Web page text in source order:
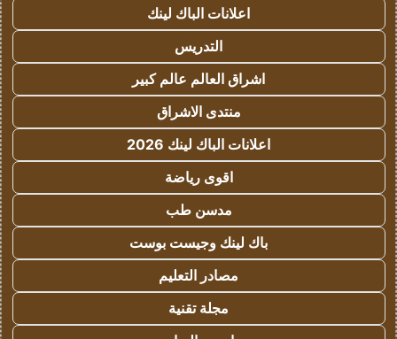
اعلانات الباك لينك
التدريس
اشراق العالم عالم كبير
منتدى الاشراق
اعلانات الباك لينك 2026
اقوى رياضة
مدسن طب
باك لينك وجيست بوست
مصادر التعليم
مجلة تقنية